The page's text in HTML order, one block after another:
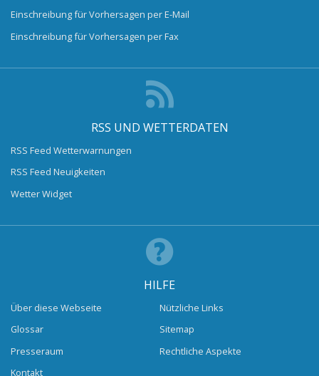
Einschreibung für Vorhersagen per E-Mail
Einschreibung für Vorhersagen per Fax
RSS UND WETTERDATEN
RSS Feed Wetterwarnungen
RSS Feed Neuigkeiten
Wetter Widget
HILFE
Über diese Webseite
Glossar
Presseraum
Kontakt
Nützliche Links
Sitemap
Rechtliche Aspekte